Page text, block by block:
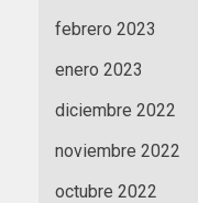
febrero 2023
enero 2023
diciembre 2022
noviembre 2022
octubre 2022